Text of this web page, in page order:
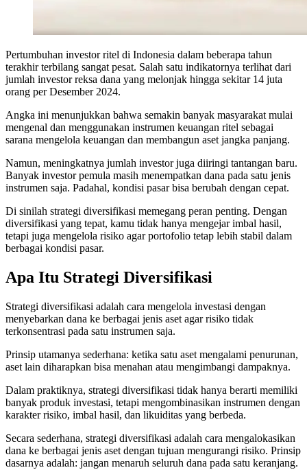
Pertumbuhan investor ritel di Indonesia dalam beberapa tahun
terakhir terbilang sangat pesat. Salah satu indikatornya terlihat dari
jumlah investor reksa dana yang melonjak hingga sekitar 14 juta
orang per Desember 2024.
Angka ini menunjukkan bahwa semakin banyak masyarakat mulai
mengenal dan menggunakan instrumen keuangan ritel sebagai
sarana mengelola keuangan dan membangun aset jangka panjang.
Namun, meningkatnya jumlah investor juga diiringi tantangan baru.
Banyak investor pemula masih menempatkan dana pada satu jenis
instrumen saja. Padahal, kondisi pasar bisa berubah dengan cepat.
Di sinilah strategi diversifikasi memegang peran penting. Dengan
diversifikasi yang tepat, kamu tidak hanya mengejar imbal hasil,
tetapi juga mengelola risiko agar portofolio tetap lebih stabil dalam
berbagai kondisi pasar.
Apa Itu Strategi Diversifikasi
Strategi diversifikasi adalah cara mengelola investasi dengan
menyebarkan dana ke berbagai jenis aset agar risiko tidak
terkonsentrasi pada satu instrumen saja.
Prinsip utamanya sederhana: ketika satu aset mengalami penurunan,
aset lain diharapkan bisa menahan atau mengimbangi dampaknya.
Dalam praktiknya, strategi diversifikasi tidak hanya berarti memiliki
banyak produk investasi, tetapi mengombinasikan instrumen dengan
karakter risiko, imbal hasil, dan likuiditas yang berbeda.
Secara sederhana, strategi diversifikasi adalah cara mengalokasikan
dana ke berbagai jenis aset dengan tujuan mengurangi risiko. Prinsip
dasarnya adalah: jangan menaruh seluruh dana pada satu keranjang.